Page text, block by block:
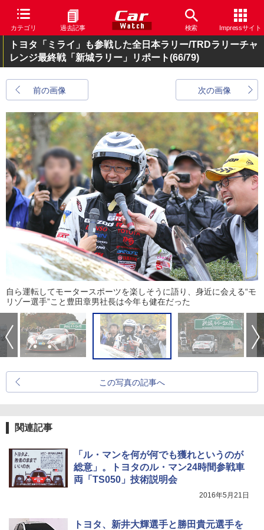
カテゴリ 過去記事 検索 Impressサイト
トヨタ「ミライ」も参戦した全日本ラリー/TRDラリーチャ
レンジ最終戦「新城ラリー」リポート(66/79)
前の画像 次の画像
自ら運転してモータースポーツを楽しそうに語り、身近に会える“モ
リゾー選手”こと豊田章男社長は今年も健在だった
この写真の記事へ
関連記事
「ル・マンを何が何でも獲れというのが
総意」。トヨタのル・マン24時間参戦車
両「TS050」技術説明会
2016年5月21日
トヨタ、新井大輝選手と勝田貴元選手を